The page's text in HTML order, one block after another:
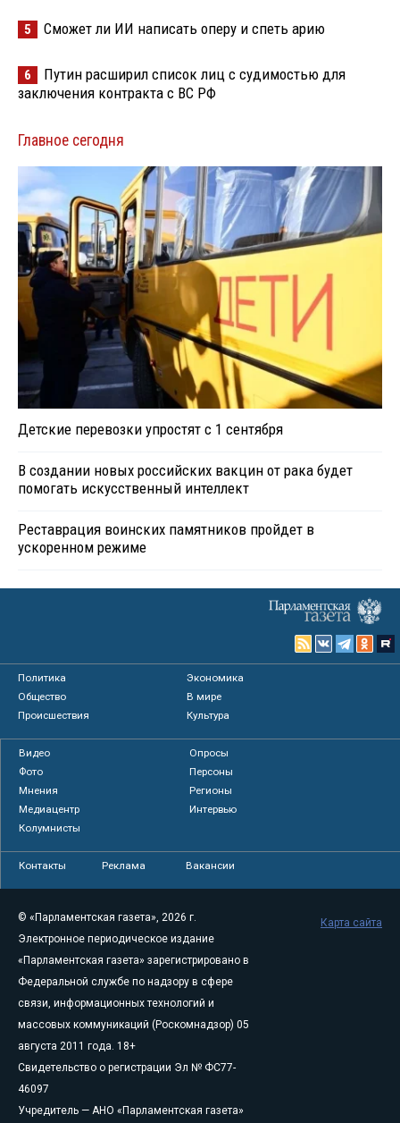
5 Сможет ли ИИ написать оперу и спеть арию
6
Путин расширил список лиц с судимостью для
заключения контракта с ВС РФ
Главное сегодня
Детские перевозки упростят с 1 сентября
В создании новых российских вакцин от рака будет
помогать искусственный интеллект
Реставрация воинских памятников пройдет в
ускоренном режиме
Политика
Экономика
Общество
В мире
Происшествия
Культура
Видео
Опросы
Фото
Персоны
Мнения
Регионы
Медиацентр
Интервью
Колумнисты
Контакты Реклама Вакансии
© «Парламентская газета», 2026 г.
Электронное периодическое издание
«Парламентская газета» зарегистрировано в
Федеральной службе по надзору в сфере
связи, информационных технологий и
массовых коммуникаций (Роскомнадзор) 05
августа 2011 года. 18+
Свидетельство о регистрации Эл № ФС77-
46097
Учредитель — АНО «Парламентская газета»
Карта сайта